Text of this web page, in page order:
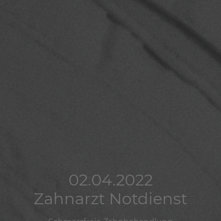
02.04.2022
Zahnarzt Notdienst
02.04.2022
Zahnarzt Notdienst
02.04.2022
Zahnarzt Notdienst